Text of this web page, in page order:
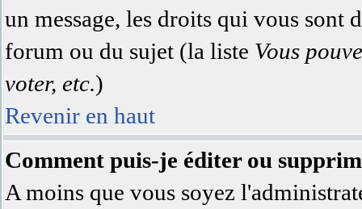
un message, les droits qui vous sont
forum ou du sujet (la liste Vous
voter, etc.)
Revenir en haut
Comment puis-je éditer ou
A moins que vous soyez